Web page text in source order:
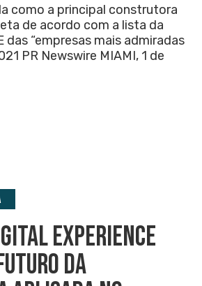
como a principal construtora
de acordo com a lista da
das “empresas mais admiradas
PR Newswire MIAMI, 1 de
EXPERIENCE
DA